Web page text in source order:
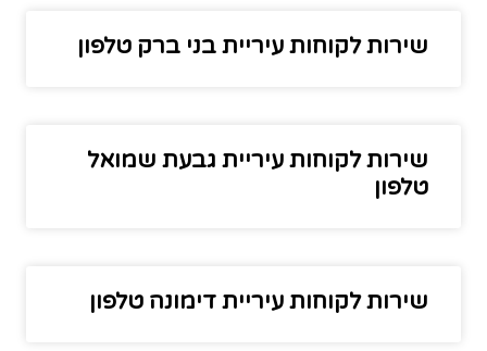
שירות לקוחות עיריית בני ברק טלפון
שירות לקוחות עיריית גבעת שמואל
טלפון
שירות לקוחות עיריית דימונה טלפון